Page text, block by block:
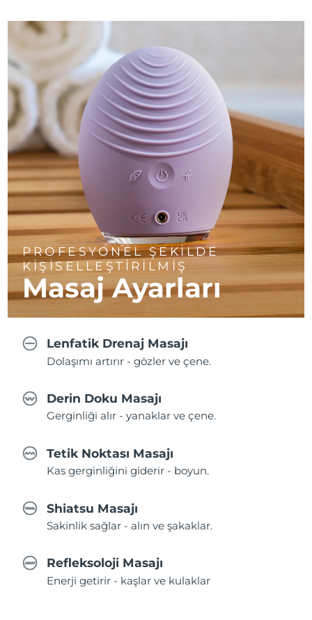
PROFESYONEL ŞEKİLDE
KİŞİSELLEŞTİRİLMİŞ
Masaj Ayarları
Lenfatik Drenaj Masajı
Dolaşımı artırır - gözler ve çene.
Derin Doku Masajı
Gerginliği alır - yanaklar ve çene.
Tetik Noktası Masajı
Kas gerginliğini giderir - boyun.
Shiatsu Masajı
Sakinlik sağlar - alın ve şakaklar.
Refleksoloji Masajı
Enerji getirir - kaşlar ve kulaklar